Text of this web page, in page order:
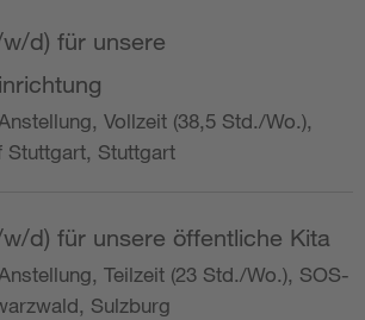
d) für unsere
Vollzeit (38,5 Std./Wo.),
Stuttgart, Stuttgart
d) für unsere öffentliche Kita
Teilzeit (23 Std./Wo.), SOS-
Sulzburg